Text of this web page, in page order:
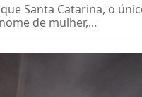
Santa Catarina, o
de mulher,...